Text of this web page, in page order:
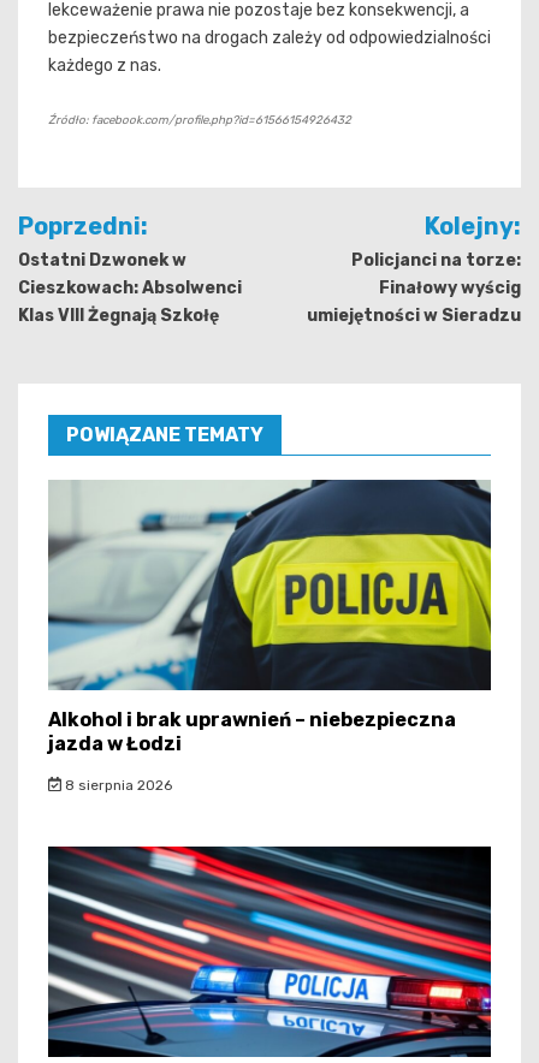
lekceważenie prawa nie pozostaje bez konsekwencji, a
bezpieczeństwo na drogach zależy od odpowiedzialności
każdego z nas.
Źródło: facebook.com/profile.php?id=61566154926432
Nawigacja
wpisu
Poprzedni:
Ostatni Dzwonek w
Cieszkowach: Absolwenci
Klas VIII Żegnają Szkołę
Kolejny:
Policjanci na torze:
Finałowy wyścig
umiejętności w Sieradzu
POWIĄZANE TEMATY
Alkohol i brak uprawnień – niebezpieczna
jazda w Łodzi
8 sierpnia 2026